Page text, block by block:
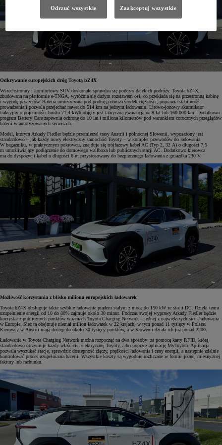
Odkrywanie europejskich dróg Toyotą bZ4X
Wszechstronny i komfortowy SUV doskonale sprawdza się podczas dalekich podróży. Toyota bZ4X,
zbudowana na platformie e-TNGA, wyróżnia się dużym rozstawem osi, co przekłada się na przestronną kabinę
i wygodę pasażerów. Bateria umieszczona pod podłogą obniża środek ciężkości, poprawia stabilność
prowadzenia i pozwala przejechać nawet do 514 km na jednym ładowaniu. Litowo-jonowy akumulator
trakcyjny o pojemności brutto 71,4 kWh objęty jest fabryczną gwarancją na 8 lat lub 160 000 km. Dodatkowo
program Battery Care zapewnia ochronę do 10 lat i miliona kilometrów pod warunkiem corocznych przeglądów
baterii w autoryzowanych serwisach.
Model, którym Arkady Fiedler będzie przemierzał trasy Austrii i północnej Słowenii, wyposażony jest
standardowo – jak każdy nowy elektryczny samochód Toyoty – w komplet przewodów do ładowania.
W bagażniku, w praktycznym pokrowcu, znajduje się trójfazowy kabel AC (Typ 2, 32 A) o długości 7,5
m umożliwiający podłączenie do domowego wallboxa lub publicznych stacji AC. Dodatkowo kierowca
ma do dyspozycji kabel o długości 6 m przystosowany do bezpiecznego ładowania z gniazdka 230 V.
Możliwość korzystania z blisko miliona europejskich ładowarek
Toyota bZ4X obsługuje także szybkie ładowanie prądem stałym z mocą do 150 kW ze stacji DC. Dzięki temu
uzupełnienie energii od 10 do 80% zajmuje około 30 minut. Podczas swojej wyprawy Arkady Fiedler będzie
korzystał z publicznych punktów w ramach Toyota Charging Network – jednej z największych sieci ładowania
w Europie. Sieć ta obejmuje niemal milion ładowarek w 22 krajach, w tym ponad 11 tysięcy w Polsce.
Kierowcy w Austrii mają dostęp do około 30 tysięcy punktów, a w Słowenii działa ich już ponad 2200.
Ładowanie w Toyota Charging Network można rozpocząć na dwa sposoby: za pomocą karty RFID, którą
standardowo otrzymuje każdy właściciel elektrycznej Toyoty, albo poprzez aplikację MyToyota. Aplikacja
pozwala wyszukać stacje, sprawdzić dostępność złączy, prędkości ładowania i ceny energii, a następnie zdalnie
kontrolować proces uzupełniania baterii. Wszystkie koszty są wygodnie rozliczane w formie jednej miesięcznej
faktury lub rachunku.
Odrzuć wszystkie Zaakceptuj wszystkie